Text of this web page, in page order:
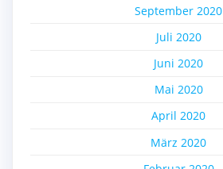
September 2020
Juli 2020
Juni 2020
Mai 2020
April 2020
März 2020